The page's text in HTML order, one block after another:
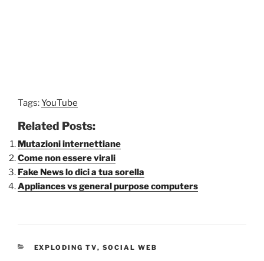
Tags:YouTube
Related Posts:
Mutazioni internettiane
Come non essere virali
Fake News lo dici a tua sorella
Appliances vs general purpose computers
CATEGORIE
EXPLODING TV, SOCIAL WEB